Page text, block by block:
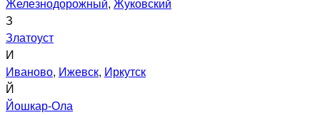
З
Златоуст
И
Иваново, Ижевск, Иркутск
Й
Йошкар-Ола